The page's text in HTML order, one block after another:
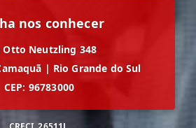
nos conhecer
Otto Neutzling 348
| Rio Grande do Sul
CEP: 96783000